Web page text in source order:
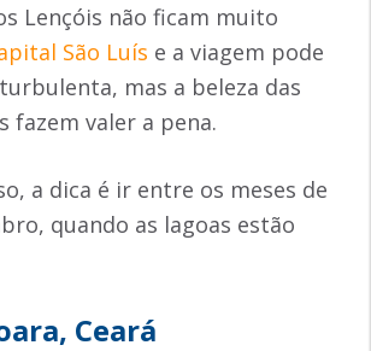
Lençóis não ficam muito
São Luís e a viagem pode
mas a beleza das
fazem valer a pena.
a dica é ir entre os meses de
quando as lagoas estão
Ceará